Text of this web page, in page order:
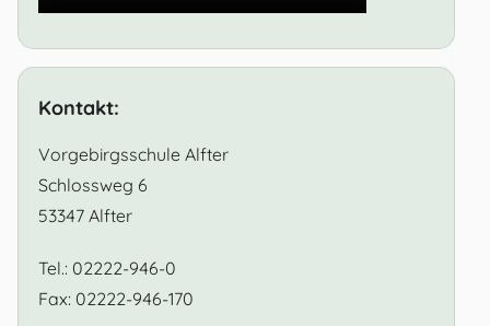
Kontakt:
Vorgebirgsschule Alfter
Schlossweg 6
53347 Alfter
Tel.: 02222-946-0
Fax: 02222-946-170